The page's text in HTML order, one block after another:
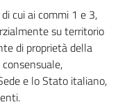
cui ai commi 1 e 3,
su territorio
di proprietà della
e lo Stato italiano,